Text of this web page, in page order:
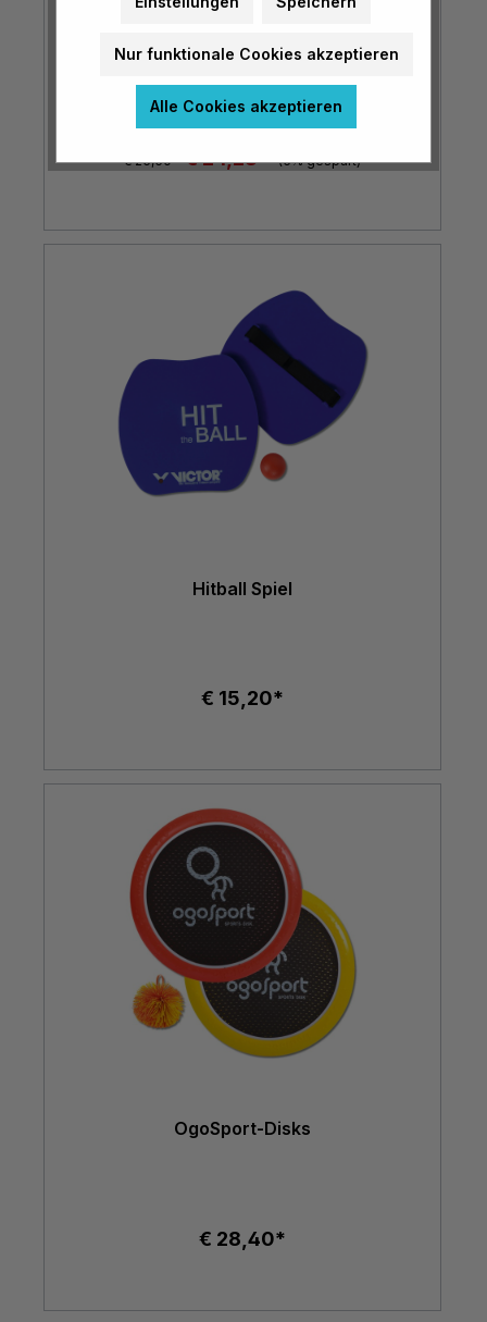
Wurfspiel Schildkröte
€ 25,50* € 24,23* (5% gespart)
Hitball Spiel
€ 15,20*
OgoSport-Disks
€ 28,40*
Nur funktionale Cookies akzeptieren
Alle Cookies akzeptieren